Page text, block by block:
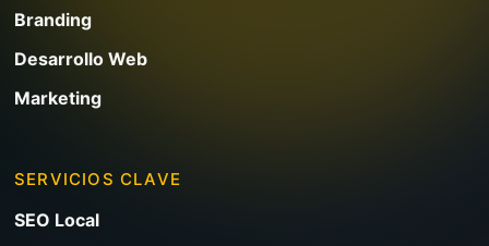
Branding
Desarrollo Web
Marketing
SERVICIOS CLAVE
SEO Local